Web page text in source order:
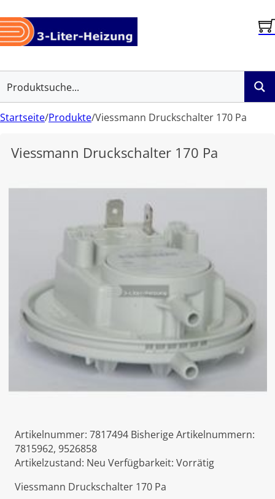
Startseite/Produkte/Viessmann Druckschalter 170 Pa
Viessmann Druckschalter 170 Pa
Artikelnummer: 7817494 Bisherige Artikelnummern:
7815962, 9526858
Artikelzustand: Neu Verfügbarkeit: Vorrätig
Viessmann Druckschalter 170 Pa